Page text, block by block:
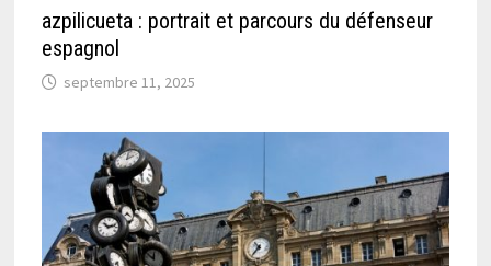
azpilicueta : portrait et parcours du défenseur
espagnol
septembre 11, 2025